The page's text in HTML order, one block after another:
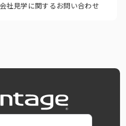
社見学に関するお問い合わせ